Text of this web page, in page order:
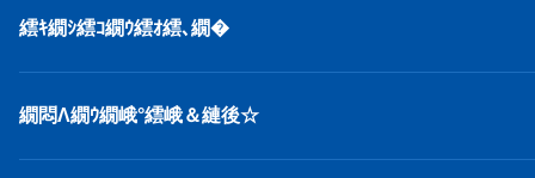
繧ｷ繝ｼ繧ｺ繝ｳ繧ｵ繧､繝�
繝悶Λ繝ｳ繝峨°繧峨＆縺後☆